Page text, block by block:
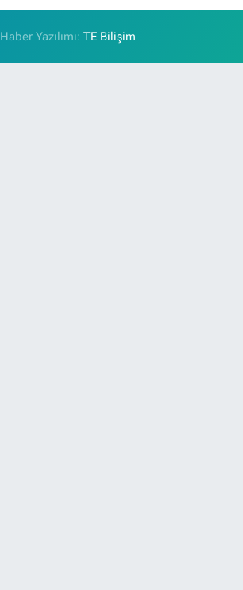
Haber Yazılımı:TE Bilişim